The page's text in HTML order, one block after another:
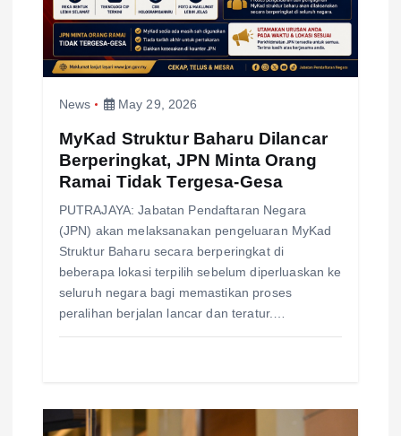
News May 29, 2026
MyKad Struktur Baharu Dilancar
Berperingkat, JPN Minta Orang
Ramai Tidak Tergesa-Gesa
PUTRAJAYA: Jabatan Pendaftaran Negara
(JPN) akan melaksanakan pengeluaran MyKad
Struktur Baharu secara berperingkat di
beberapa lokasi terpilih sebelum diperluaskan ke
seluruh negara bagi memastikan proses
peralihan berjalan lancar dan teratur.…